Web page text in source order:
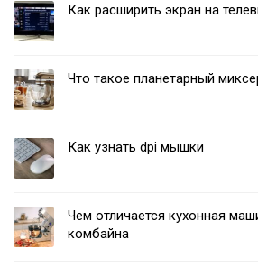
Как расширить экран на
Что такое планетарный
Как узнать dpi мышки
Чем отличается кухонная
комбайна